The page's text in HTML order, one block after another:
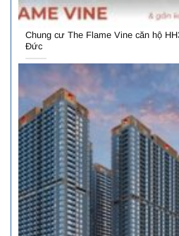
Chung cư The Flame Vine căn hộ
Đức